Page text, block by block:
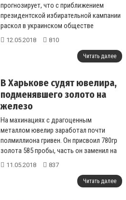
прогнозирует, что с приближением
президентской избирательной кампании
раскол в украинском обществе
продолжит усиливаться. Об этом он
12.05.2018 810
Читать далее
В Харькове судят ювелира,
подменявшего золото на
железо
На махинациях с драгоценным
металлом ювелир заработал почти
полмиллиона гривен. Он присвоил 780гр
золота 585 пробы, часть он заменил на
железо, а в другой части занизил
11.05.2018 837
Читать далее